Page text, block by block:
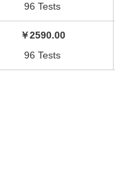
96 Tests
￥2590.00
96 Tests